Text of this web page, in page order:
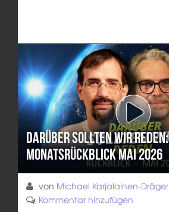
Darüber sollten wir reden:
Monatsrückblick Mai 2026
von Michael Karjalainen-Dräger
Kommentar hinzufügen